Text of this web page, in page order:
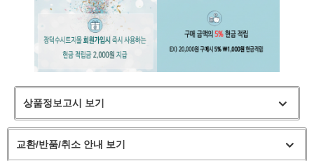
상품정보고시 보기
교환/반품/취소 안내 보기